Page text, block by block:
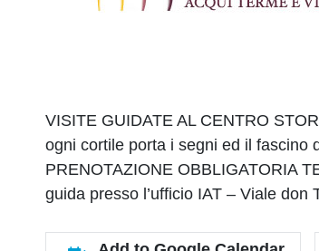
VISITE GUIDATE AL CENTRO
ogni cortile porta i segni ed il fascino
PRENOTAZIONE OBBLIGATORIA
guida presso l’ufficio IAT – Viale